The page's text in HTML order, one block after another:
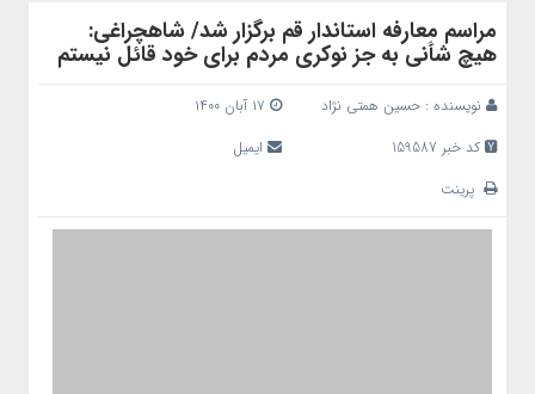
مراسم معارفه استاندار قم برگزار شد/ شاهچراغی:
هیچ شأنی به جز نوکری مردم برای خود قائل نیستم
نویسنده : حسین همتی نژاد
کد خبر 159587
ایمیل
پرینت